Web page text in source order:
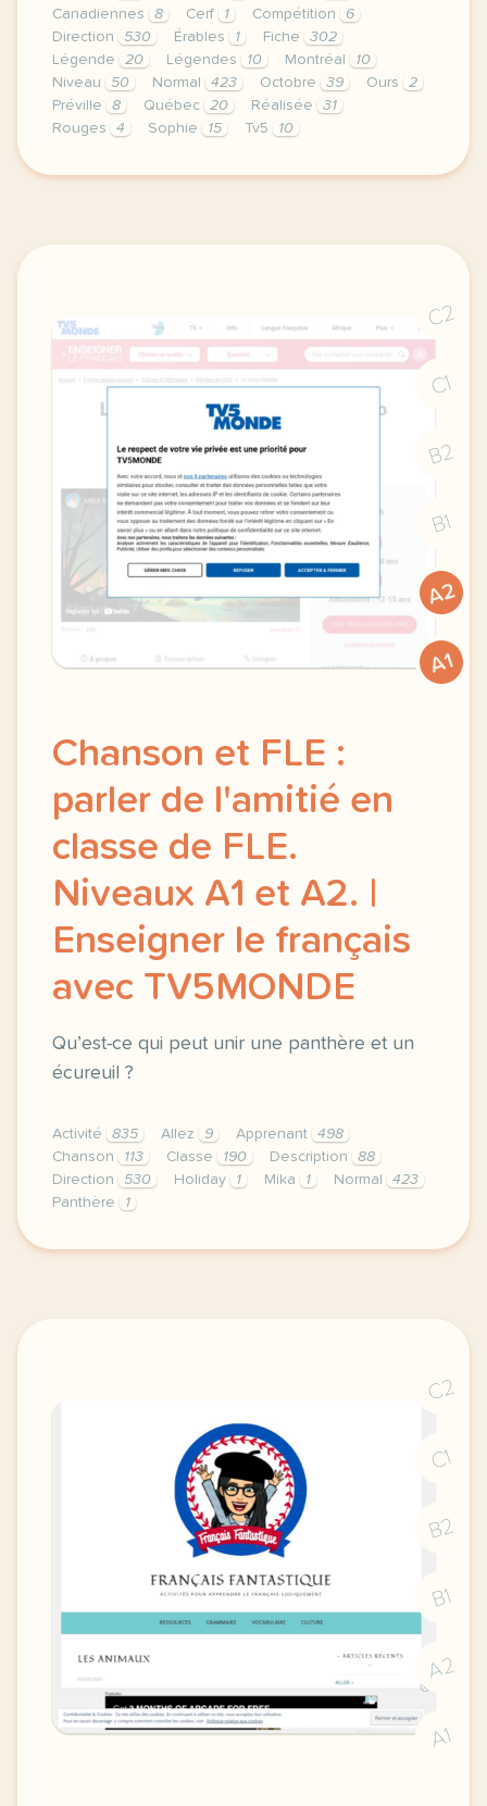
Canadiennes
8 Cerf 1 Compétition
6
Direction
530 Érables 1 Fiche
302
Légende
20 Légendes 10 Montréal
10
Niveau
50 Normal 423 Octobre 39 Ours
2
Préville
8 Québec 20 Réalisée
31
Rouges
4 Sophie 15 Tv5 10
didomi host didomi components button cursor
C2
C1
B2
B1
A2
A1
Chanson et FLE :
parler de l'amitié en
classe de FLE.
Niveaux A1 et A2. |
Enseigner le français
avec TV5MONDE
Qu’est-ce qui peut unir une panthère et un
écureuil ?
Activité 835 Allez 9 Apprenant
498
Chanson
113 Classe 190 Description
88
Direction
530 Holiday 1 Mika 1 Normal
423
Panthère
1
didomi host didomi components button cursor
C2
C1
B2
B1
A2
A1